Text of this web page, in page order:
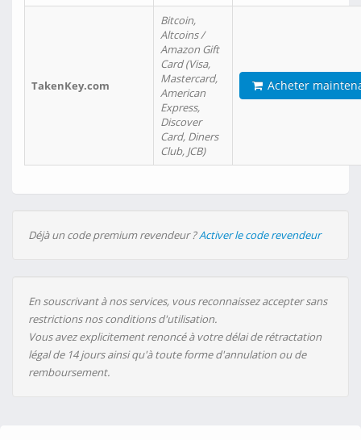
TakenKey.com
Bitcoin,
Altcoins /
Amazon Gift
Card (Visa,
Mastercard,
American
Express,
Discover
Card, Diners
Club, JCB)
Acheter
Déjà un code premium revendeur ?Activer le code revendeur
En souscrivant à nos services, vous reconnaissez accepter sans
restrictions nos conditions d'utilisation.
Vous avez explicitement renoncé à votre délai de rétractation
légal de 14 jours ainsi qu'à toute forme d'annulation ou de
remboursement.